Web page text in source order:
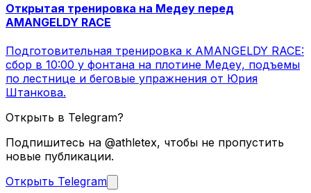
Открытая тренировка на Медеу перед
AMANGELDY RACE
Подготовительная тренировка к AMANGELDY RACE:
сбор в 10:00 у фонтана на плотине Медеу, подъемы
по лестнице и беговые упражнения от Юрия
Штанкова.
Открыть в Telegram?
Подпишитесь на @athletex, чтобы не пропустить
новые публикации.
Открыть Telegram